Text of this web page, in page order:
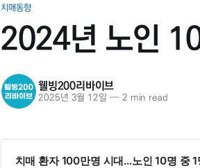
치매동향
2024년 노인
웰빙200리바이브
2025년 3월 12일 —2 min read
치매 환자 100만명 시대…노인 10명 중 1